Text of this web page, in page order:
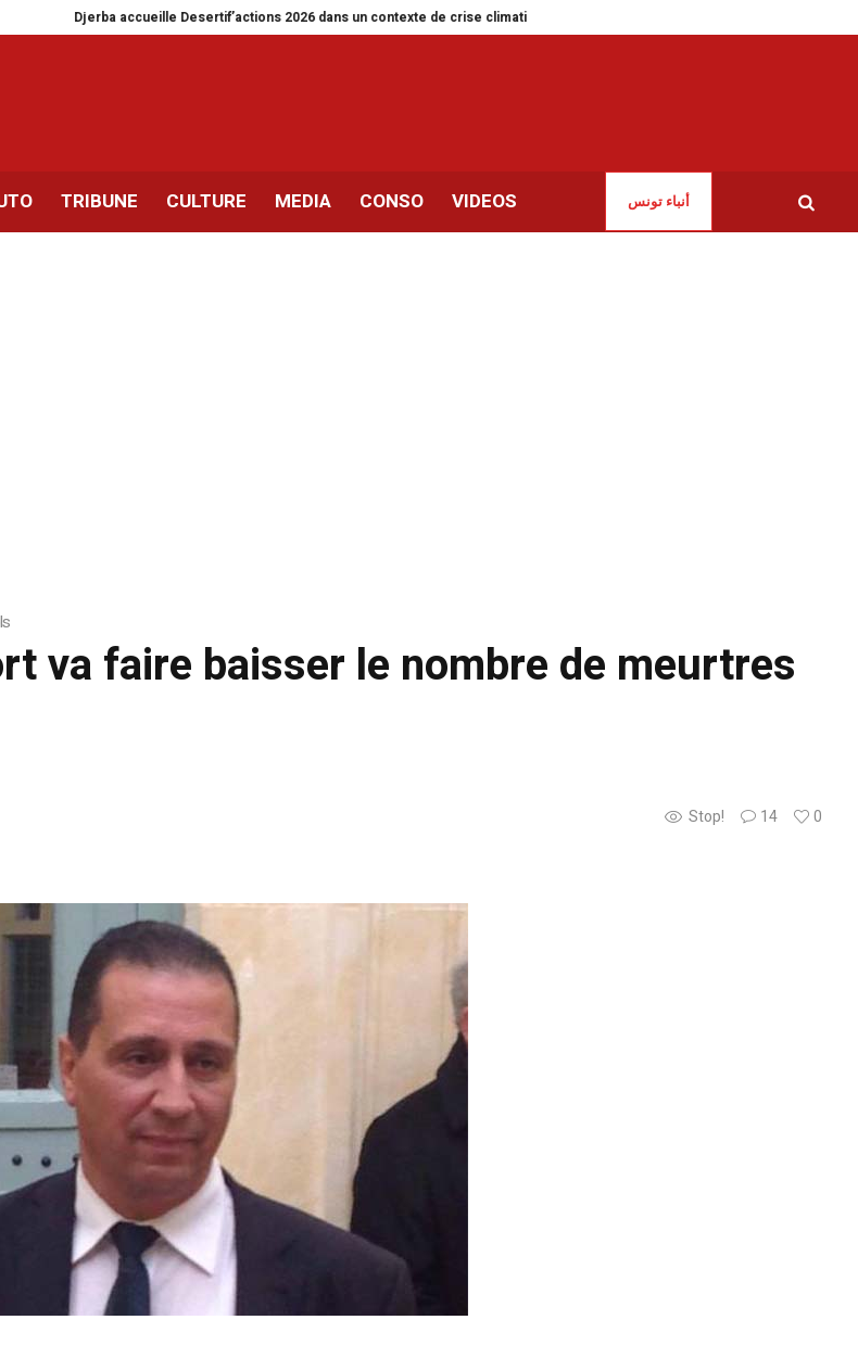
Djerba accueille Desertif’actions 2026 dans un contexte de crise climatique Tunisie | Liste des nouveaux dirigeants de l’UGTT
TRIBUNE CULTURE MEDIA CONSO VIDEOS أنباء تونس
va faire baisser le nombre de meurtres
Stop! 14 0